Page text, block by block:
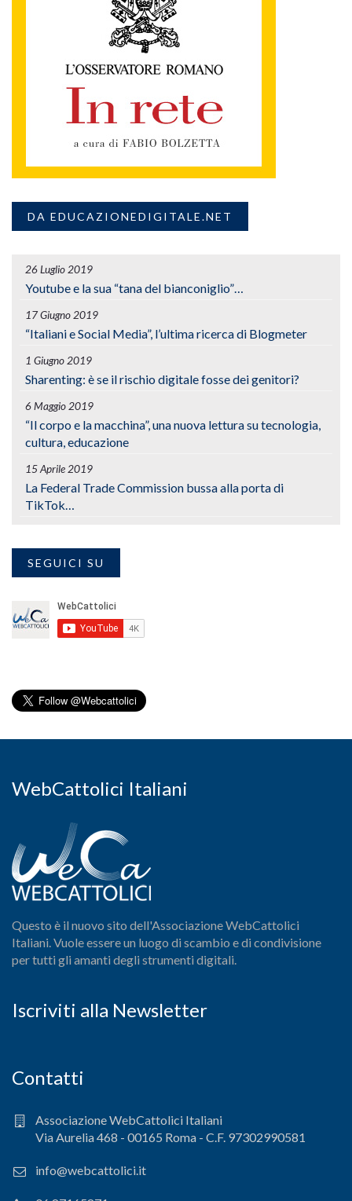
DA EDUCAZIONEDIGITALE.NET
26 Luglio 2019
Youtube e la sua “tana del bianconiglio”…
17 Giugno 2019
“Italiani e Social Media”, l’ultima ricerca di Blogmeter
1 Giugno 2019
Sharenting: è se il rischio digitale fosse dei genitori?
6 Maggio 2019
“Il corpo e la macchina”, una nuova lettura su tecnologia,
cultura, educazione
15 Aprile 2019
La Federal Trade Commission bussa alla porta di
TikTok…
SEGUICI SU
WebCattolici Italiani
Questo è il nuovo sito dell'Associazione WebCattolici
Italiani. Vuole essere un luogo di scambio e di condivisione
per tutti gli amanti degli strumenti digitali.
Iscriviti alla Newsletter
Contatti
Associazione WebCattolici Italiani
Via Aurelia 468 - 00165 Roma - C.F. 97302990581
info@webcattolici.it